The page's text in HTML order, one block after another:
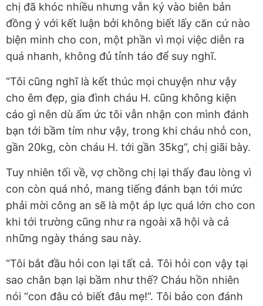
chị đã khóc nhiều nhưng vẫn ký vào biên bản
đồng ý với kết luận bởi không biết lấy căn cứ nào
biện minh cho con, một phần vì mọi việc diễn ra
quá nhanh, không đủ tỉnh táo để suy nghĩ.
“Tôi cũng nghĩ là kết thúc mọi chuyện như vậy
cho êm đẹp, gia đình cháu H. cũng không kiện
cáo gì nên dù ấm ức tôi vẫn nhận con mình đánh
bạn tới bầm tím như vậy, trong khi cháu nhỏ con,
gần 20kg, còn cháu H. tới gần 35kg”, chị giãi bày.
Tuy nhiên tối về, vợ chồng chị lại thấy đau lòng vì
con còn quá nhỏ, mang tiếng đánh bạn tới mức
phải mời công an sẽ là một áp lực quá lớn cho con
khi tới trường cũng như ra ngoài xã hội và cả
những ngày tháng sau này.
“Tôi bắt đầu hỏi con lại tất cả. Tôi hỏi con vậy tại
sao chân bạn lại bầm như thế? Cháu hồn nhiên
nói “con đâu có biết đâu mẹ!”. Tôi bảo con đánh